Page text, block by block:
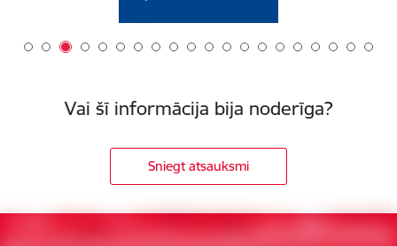
Vai šī informācija bija noderīga?
Sniegt atsauksmi